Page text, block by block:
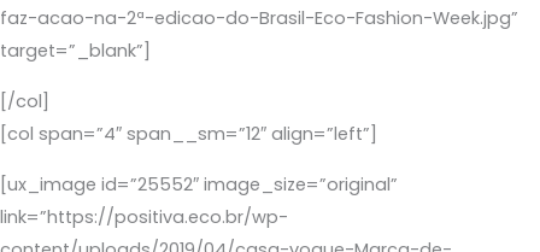
faz-acao-na-2ª-edicao-do-Brasil-Eco-Fashion-Week.jpg”
target=”_blank”]
[/col]
[col span=”4″ span__sm=”12″ align=”left”]
[ux_image id=”25552″ image_size=”original”
link=”https://positiva.eco.br/wp-